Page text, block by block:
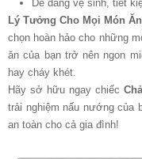
Dễ dàng vệ sinh, tiết
Lý Tưởng Cho Mọi Món Ăn
chọn hoàn hảo cho những
ăn của bạn trở nên ngon
hay cháy khét.
Hãy sở hữu ngay chiếc
trải nghiệm nấu nướng của
an toàn cho cả gia đình!